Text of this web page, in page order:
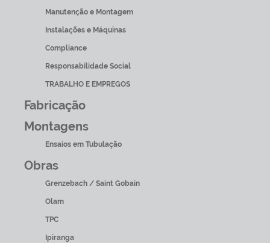
Manutenção e Montagem
Instalações e Máquinas
Compliance
Responsabilidade Social
TRABALHO E EMPREGOS
Fabricação
Montagens
Ensaios em Tubulação
Obras
Grenzebach / Saint Gobain
Olam
TPC
Ipiranga